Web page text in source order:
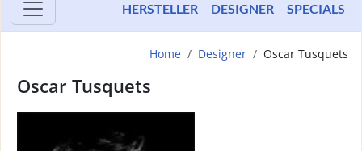
HERSTELLER DESIGNER SPECIALS
Home Designer Oscar Tusquets
Oscar Tusquets